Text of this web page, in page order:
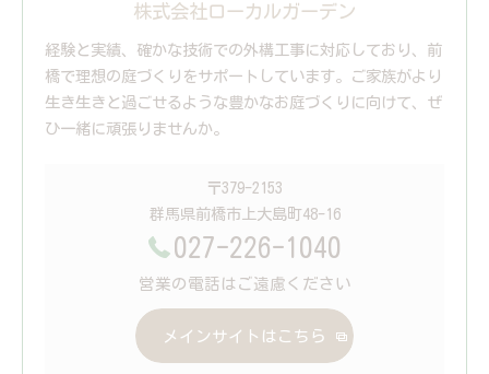
株式会社ローカルガーデン
経験と実績、確かな技術での外構工事に対応しており、前
橋で理想の庭づくりをサポートしています。ご家族がより
生き生きと過ごせるような豊かなお庭づくりに向けて、ぜ
ひ一緒に頑張りませんか。
〒379-2153
群馬県前橋市上大島町48-16
027-226-1040
営業の電話はご遠慮ください
メインサイトはこちら